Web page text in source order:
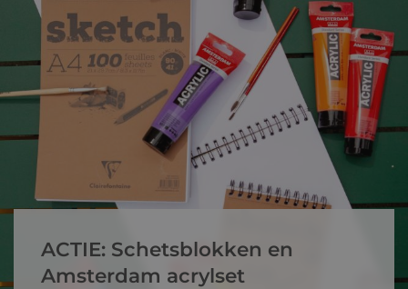
ACTIE: Schetsblokken en
Amsterdam acrylset